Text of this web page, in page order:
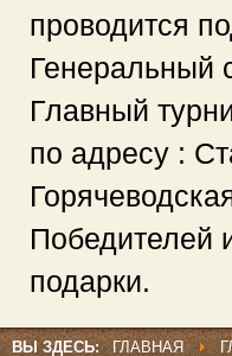
проводится
Генеральный
Главный
по адресу :
Победителей
подарки.
ВЫ ЗДЕСЬ: ГЛАВНАЯ